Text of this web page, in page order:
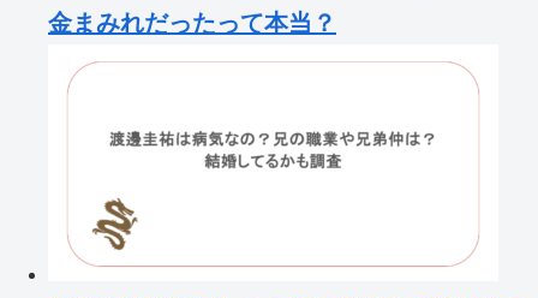
金まみれだったって本当？